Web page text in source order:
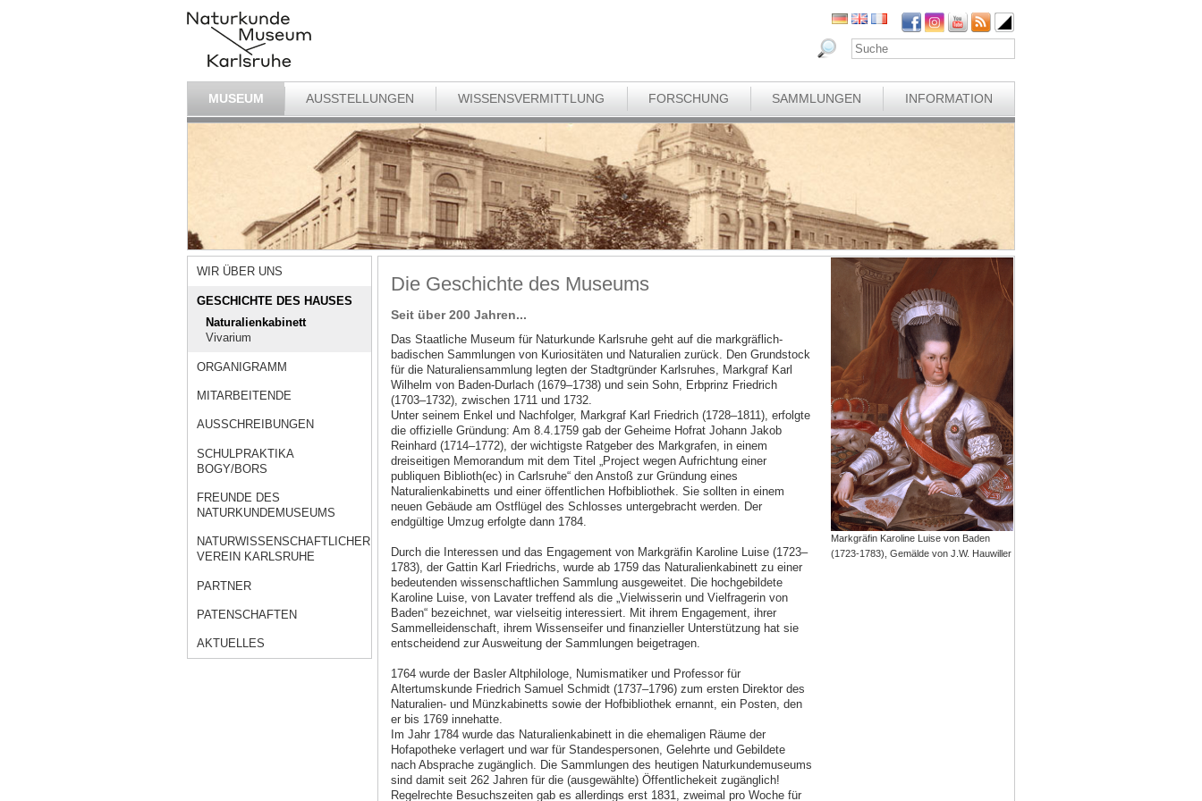
MUSEUM AUSSTELLUNGEN WISSENSVERMITTLUNG FORSCHUNG SAMMLUNGEN INFORMATION
WIR ÜBER UNS
GESCHICHTE DES HAUSES
Naturalienkabinett
Vivarium
ORGANIGRAMM
MITARBEITENDE
AUSSCHREIBUNGEN
SCHULPRAKTIKA
BOGY/BORS
FREUNDE DES
NATURKUNDEMUSEUMS
NATURWISSENSCHAFTLICHER
VEREIN KARLSRUHE
PARTNER
PATENSCHAFTEN
AKTUELLES
Die Geschichte des Museums
Seit über 200 Jahren...
Das Staatliche Museum für Naturkunde Karlsruhe geht auf die markgräflich-
badischen Sammlungen von Kuriositäten und Naturalien zurück. Den Grundstock
für die Naturaliensammlung legten der Stadtgründer Karlsruhes, Markgraf Karl
Wilhelm von Baden-Durlach (1679–1738) und sein Sohn, Erbprinz Friedrich
(1703–1732), zwischen 1711 und 1732.
Unter seinem Enkel und Nachfolger, Markgraf Karl Friedrich (1728–1811), erfolgte
die offizielle Gründung: Am 8.4.1759 gab der Geheime Hofrat Johann Jakob
Reinhard (1714–1772), der wichtigste Ratgeber des Markgrafen, in einem
dreiseitigen Memorandum mit dem Titel „Project wegen Aufrichtung einer
publiquen Biblioth(ec) in Carlsruhe“ den Anstoß zur Gründung eines
Naturalienkabinetts und einer öffentlichen Hofbibliothek. Sie sollten in einem
neuen Gebäude am Ostflügel des Schlosses untergebracht werden. Der
endgültige Umzug erfolgte dann 1784.
Durch die Interessen und das Engagement von Markgräfin Karoline Luise (1723–
1783), der Gattin Karl Friedrichs, wurde ab 1759 das Naturalienkabinett zu einer
bedeutenden wissenschaftlichen Sammlung ausgeweitet. Die hochgebildete
Karoline Luise, von Lavater treffend als die „Vielwisserin und Vielfragerin von
Baden“ bezeichnet, war vielseitig interessiert. Mit ihrem Engagement, ihrer
Sammelleidenschaft, ihrem Wissenseifer und finanzieller Unterstützung hat sie
entscheidend zur Ausweitung der Sammlungen beigetragen.
1764 wurde der Basler Altphilologe, Numismatiker und Professor für
Altertumskunde Friedrich Samuel Schmidt (1737–1796) zum ersten Direktor des
Naturalien- und Münzkabinetts sowie der Hofbibliothek ernannt, ein Posten, den
er bis 1769 innehatte.
Im Jahr 1784 wurde das Naturalienkabinett in die ehemaligen Räume der
Hofapotheke verlagert und war für Standespersonen, Gelehrte und Gebildete
nach Absprache zugänglich. Die Sammlungen des heutigen Naturkundemuseums
sind damit seit 262 Jahren für die (ausgewählte) Öffentlichekeit zugänglich!
Regelrechte Besuchszeiten gab es allerdings erst 1831, zweimal pro Woche für
Markgräfin Karoline Luise von Baden
(1723-1783), Gemälde von J.W. Hauwiller